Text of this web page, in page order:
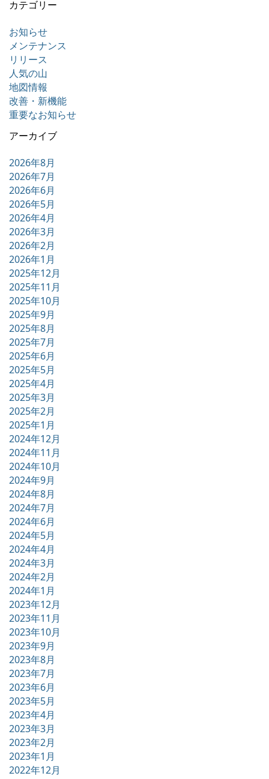
カテゴリー
お知らせ
メンテナンス
リリース
人気の山
地図情報
改善・新機能
重要なお知らせ
アーカイブ
2026年8月
2026年7月
2026年6月
2026年5月
2026年4月
2026年3月
2026年2月
2026年1月
2025年12月
2025年11月
2025年10月
2025年9月
2025年8月
2025年7月
2025年6月
2025年5月
2025年4月
2025年3月
2025年2月
2025年1月
2024年12月
2024年11月
2024年10月
2024年9月
2024年8月
2024年7月
2024年6月
2024年5月
2024年4月
2024年3月
2024年2月
2024年1月
2023年12月
2023年11月
2023年10月
2023年9月
2023年8月
2023年7月
2023年6月
2023年5月
2023年4月
2023年3月
2023年2月
2023年1月
2022年12月